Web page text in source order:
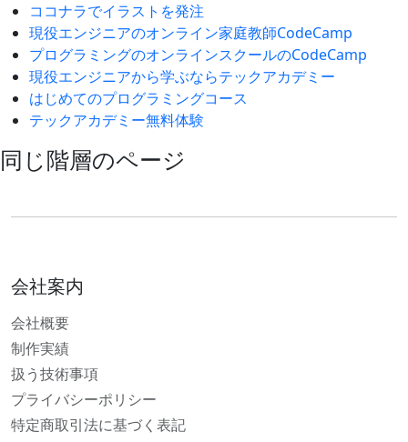
ココナラでイラストを発注
現役エンジニアのオンライン家庭教師CodeCamp
プログラミングのオンラインスクールのCodeCamp
現役エンジニアから学ぶならテックアカデミー
はじめてのプログラミングコース
テックアカデミー無料体験
同じ階層のページ
会社案内
会社概要
制作実績
扱う技術事項
プライバシーポリシー
特定商取引法に基づく表記